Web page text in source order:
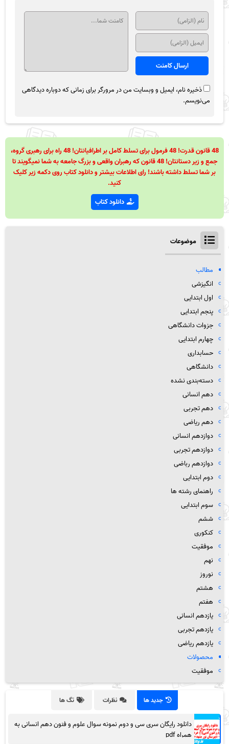
ذخیره نام، ایمیل و وبسایت من در مرورگر برای زمانی که دوباره دیدگاهی
می‌نویسم.
48 قانون قدرت! 48 فرمول برای تسلط کامل بر اطرافیانتان! 48 راه برای رهبری گروه،
جمع و زیر دستانتان! 48 قانون که رهبران واقعی و بزرگ جامعه به شما نمیگویند تا
بر شما تسلط داشته باشند! رای اطلاعات بیشتر و دانلود کتاب روی دکمه زیر کلیک
کنید.
دانلود کتاب
موضوعات
مطالب
انگیزشی
اول ابتدایی
پنجم ابتدایی
جزوات دانشگاهی
چهارم ابتدایی
حسابداری
دانشگاهی
دسته‌بندی نشده
دهم انسانی
دهم تجربی
دهم ریاضی
دوازدهم انسانی
دوازدهم تجربی
دوازدهم رباضی
دوم ابتدایی
راهنمای رشته ها
سوم ابتدایی
ششم
کنکوری
موفقیت
نهم
نوروز
هشتم
هفتم
یازدهم انسانی
یازدهم تجربی
یازدهم ریاضی
محصولات
موفقیت
جدید ها نظرات تگ ها
دانلود رایگان سری سی و دوم نمونه سوال علوم و فنون دهم انسانی به
همراه pdf